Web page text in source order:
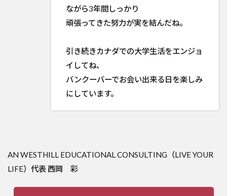
ながら3年間しっかり
頑張ってきた努力が実を結んだね。
引き続きカナダでの大学生活をエンジョ
イしてね、
バンクーバーでお会い出来る日を楽しみ
にしています。
AN WESTHILL EDUCATIONAL CONSULTING（LIVE YOUR
LIFE）代表 西岡 彩